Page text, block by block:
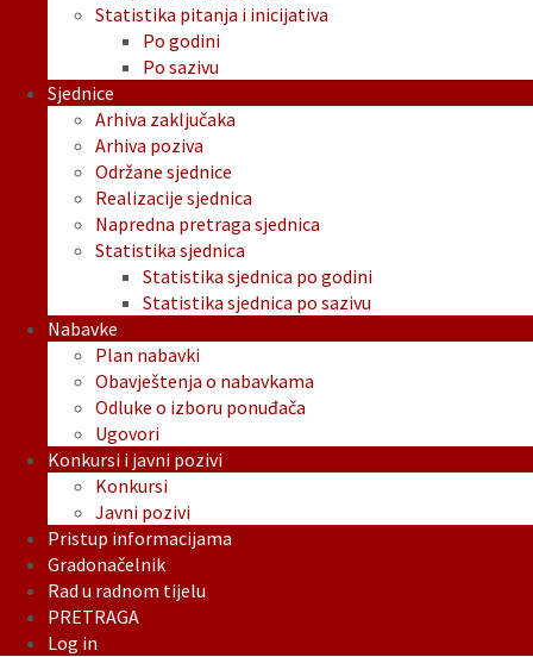
Statistika pitanja i inicijativa
Po godini
Po sazivu
Sjednice
Arhiva zaključaka
Arhiva poziva
Održane sjednice
Realizacije sjednica
Napredna pretraga sjednica
Statistika sjednica
Statistika sjednica po godini
Statistika sjednica po sazivu
Nabavke
Plan nabavki
Obavještenja o nabavkama
Odluke o izboru ponuđača
Ugovori
Konkursi i javni pozivi
Konkursi
Javni pozivi
Pristup informacijama
Gradonačelnik
Rad u radnom tijelu
PRETRAGA
Log in